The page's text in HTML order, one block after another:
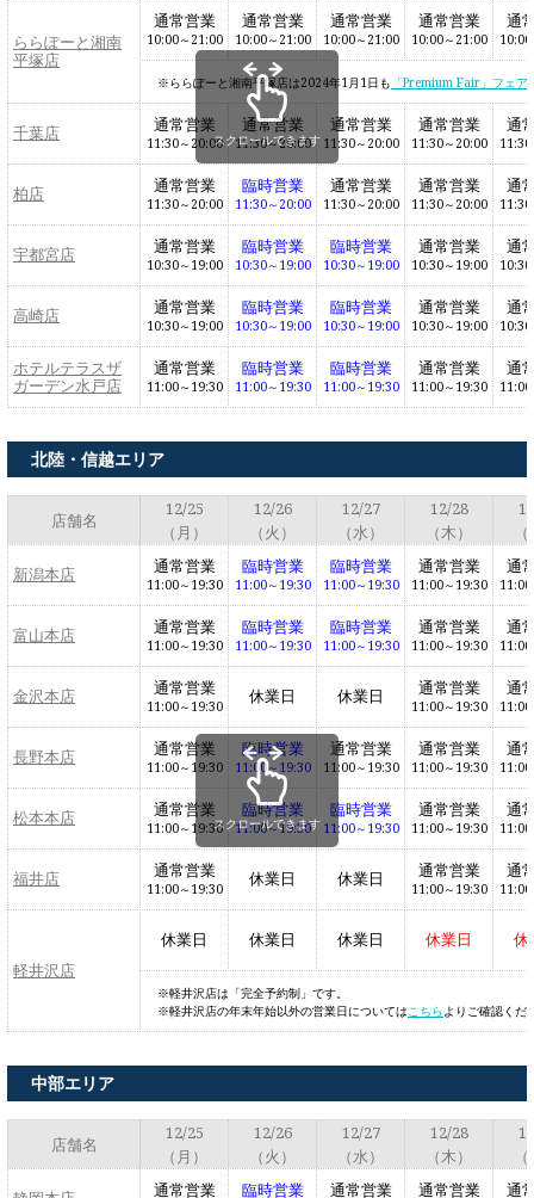
ららぽーと湘南
平塚店
通常営業
10:00～21:00
通常営業
10:00～21:00
通常営業
10:00～21:00
通常営業
10:00～21:00
通
ららぽーと湘南平塚店は2024年1月1日も 「Premium Fair」フェア
千葉店 通常営業
11:30～20:00
通常営業
11:30～20:00
通常営業
11:30～20:00
通常営業
11:30～20:00
通
柏店 通常営業
11:30～20:00
臨時営業
11:30～20:00
通常営業
11:30～20:00
通常営業
11:30～20:00
通
宇都宮店 通常営業
10:30～19:00
臨時営業
10:30～19:00
臨時営業
10:30～19:00
通常営業
10:30～19:00
通
高崎店 通常営業
10:30～19:00
臨時営業
10:30～19:00
臨時営業
10:30～19:00
通常営業
10:30～19:00
通
ホテルテラスザ
ガーデン水戸店
通常営業
11:00～19:30
臨時営業
11:00～19:30
臨時営業
11:00～19:30
通常営業
11:00～19:30
通
スクロールできます
北陸・信越エリア
店舗名
12/25
（月）
12/26
（火）
12/27
（水）
12/28
（木）
新潟本店
通常営業
11:00～19:30
臨時営業
11:00～19:30
臨時営業
11:00～19:30
通常営業
11:00～19:30
通
富山本店 通常営業
11:00～19:30
臨時営業
11:00～19:30
臨時営業
11:00～19:30
通常営業
11:00～19:30
通
金沢本店 通常営業
11:00～19:30 休業日 休業日 通常営業
11:00～19:30
通
長野本店 通常営業
11:00～19:30
臨時営業
11:00～19:30
通常営業
11:00～19:30
通常営業
11:00～19:30
通
松本本店 通常営業
11:00～19:30
臨時営業
11:00～19:30
臨時営業
11:00～19:30
通常営業
11:00～19:30
通
福井店 通常営業
11:00～19:30 休業日 休業日 通常営業
11:00～19:30
通
軽井沢店
休業日 休業日 休業日 休業日 休
軽井沢店は「完全予約制」です。
軽井沢店の年末年始以外の営業日については こちら よりご確認くだ
スクロールできます
中部エリア
店舗名
12/25
（月）
12/26
（火）
12/27
（水）
12/28
（木）
通常営業 臨時営業 通常営業 通常営業 通